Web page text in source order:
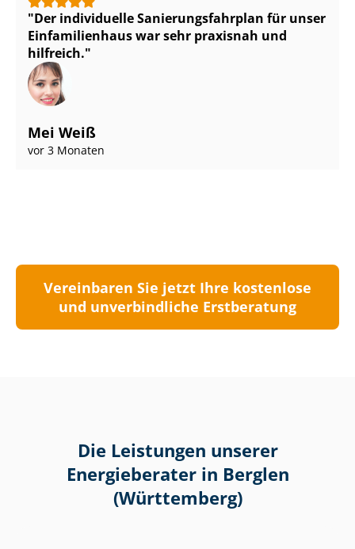
Der individuelle Sa­nie­rungs­fahr­plan für unser
Einfamilienhaus war sehr praxisnah und
hilfreich.
Mei Weiß
vor 3 Monaten
Vereinbaren Sie jetzt Ihre kostenlose
und unverbindliche Erstberatung
Die Leistungen unserer
Energieberater in Berglen
(Württemberg)